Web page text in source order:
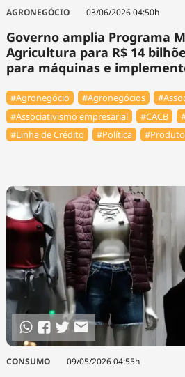
Cinema
Infraestrutura
AGRONEGÓCIO 03/06/2026 04:50h
Governo amplia Programa
Agricultura para R$ 14
para máquinas e
#Agronegócio #Agronegócios
#Associativismo empresarial
#⁠CACB
#Linha de Crédito
#Política
CONSUMO 09/05/2026 04:55h